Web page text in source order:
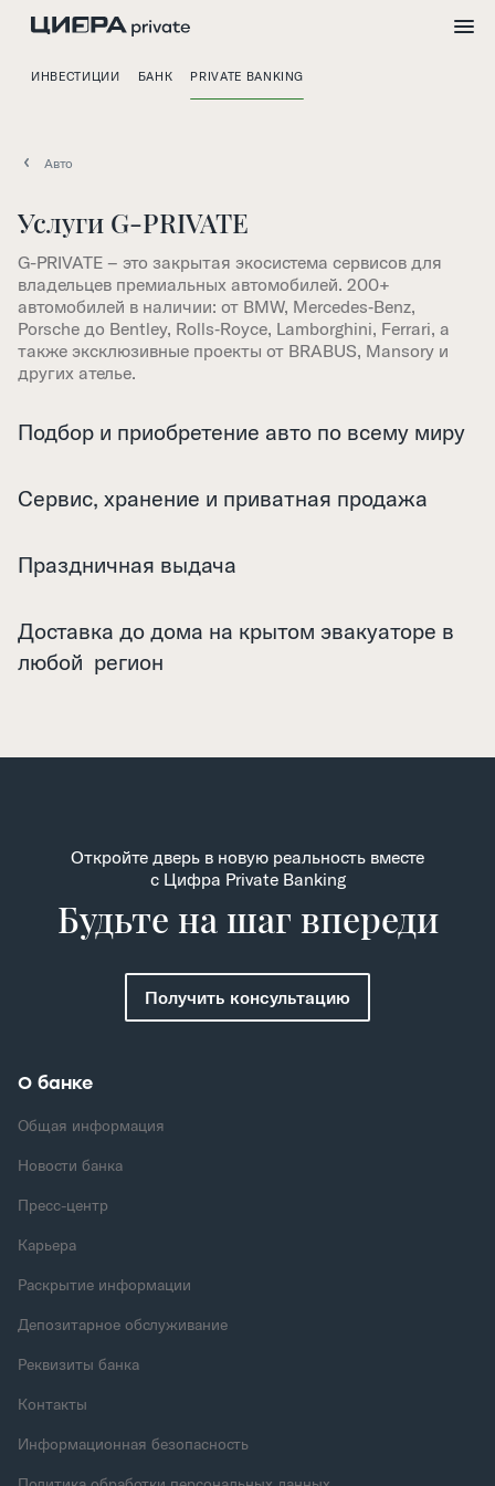
ИНВЕСТИЦИИ БАНК PRIVATE BANKING
Авто
Услуги G-PRIVATE
G-PRIVATE – это закрытая экосистема сервисов для
владельцев премиальных автомобилей. 200+
автомобилей в наличии: от BMW, Mercedes‑Benz,
Porsche до Bentley, Rolls‑Royce, Lamborghini, Ferrari, а
также эксклюзивные проекты от BRABUS, Mansory и
других ателье.
Подбор и приобретение авто по всему миру
Сервис, хранение и приватная продажа
Праздничная выдача
Доставка до дома на крытом эвакуаторе в
любой регион
Откройте дверь в новую реальность вместе
c Цифра Private Banking
Будьте на шаг впереди
Получить консультацию
О банке
Общая информация
Новости банка
Пресс-центр
Карьера
Раскрытие информации
Депозитарное обслуживание
Реквизиты банка
Контакты
Информационная безопасность